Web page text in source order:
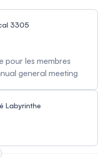
3305
pour les membres
general meeting
Labyrinthe